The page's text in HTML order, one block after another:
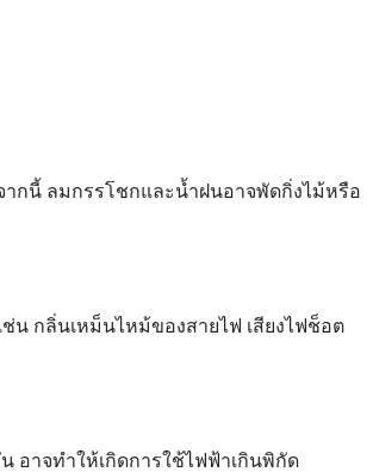
ากนี้ ลมกรรโชกและน้ำฝนอาจพัดกิ่งไม้หรือ
น กลิ่นเหม็นไหม้ของสายไฟ เสียงไฟช็อต
อาจทำให้เกิดการใช้ไฟฟ้าเกินพิกัด